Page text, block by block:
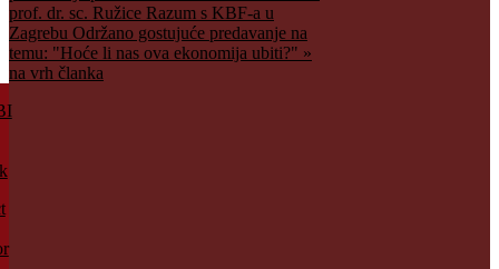
prof. dr. sc. Ružice Razum s KBF-a u
Zagrebu Održano gostujuće predavanje na
temu: "Hoće li nas ova ekonomija ubiti?" »
na vrh članka